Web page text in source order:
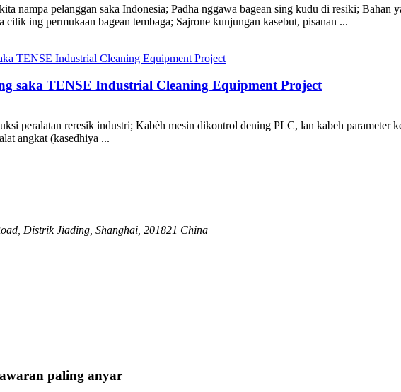
nampa pelanggan saka Indonesia; Padha nggawa bagean sing kudu di resiki;
cilik ing permukaan bagean tembaga; Sajrone kunjungan kasebut, pisanan ...
saka TENSE Industrial Cleaning Equipment Project
peralatan reresik industri; Kabèh mesin dikontrol dening PLC, lan kabeh parameter
angkat (kasedhiya ...
Distrik Jiading, Shanghai, 201821 China
paling anyar